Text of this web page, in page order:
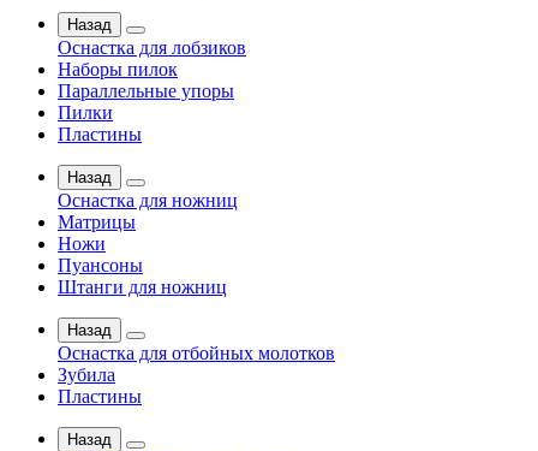
Назад
Оснастка для лобзиков
Наборы пилок
Параллельные упоры
Пилки
Пластины
Назад
Оснастка для ножниц
Матрицы
Ножи
Пуансоны
Штанги для ножниц
Назад
Оснастка для отбойных молотков
Зубила
Пластины
Назад